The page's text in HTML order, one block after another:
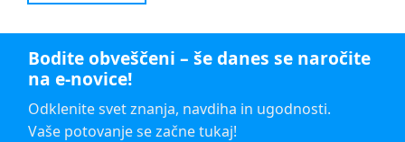
Bodite obveščeni – še danes se naročite
na e-novice!
Odklenite svet znanja, navdiha in ugodnosti.
Vaše potovanje se začne tukaj!